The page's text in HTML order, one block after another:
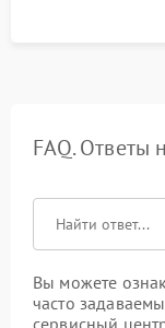
FAQ. Ответы
Вы можете
часто
сервисный